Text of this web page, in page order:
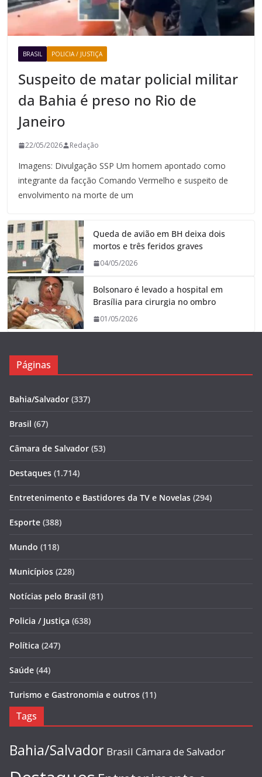
BRASIL POLICIA / JUSTIÇA
Suspeito de matar policial militar
da Bahia é preso no Rio de
Janeiro
22/05/2026 Redação
Imagens: Divulgação SSP Um homem apontado como
integrante da facção Comando Vermelho e suspeito de
envolvimento na morte de um
Queda de avião em BH deixa dois
mortos e três feridos graves
04/05/2026
Bolsonaro é levado a hospital em
Brasília para cirurgia no ombro
01/05/2026
Páginas
Bahia/Salvador (337)
Brasil (67)
Câmara de Salvador (53)
Destaques (1.714)
Entretenimento e Bastidores da TV e Novelas (294)
Esporte (388)
Mundo (118)
Municípios (228)
Notícias pelo Brasil (81)
Policia / Justiça (638)
Política (247)
Saúde (44)
Turismo e Gastronomia e outros (11)
Tags
Bahia/Salvador Brasil Câmara de Salvador